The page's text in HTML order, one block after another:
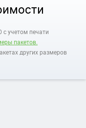
с учетом печати
пакетов.
других размеров